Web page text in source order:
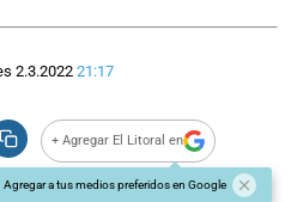
2.3.2022 21:17
+ Agregar El Litoral en
Agregar a tus medios preferidos en Google